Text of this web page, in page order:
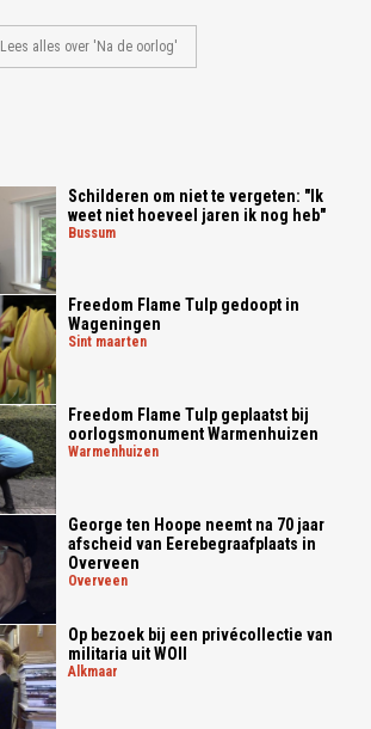
Lees alles over 'Na de oorlog'
Schilderen om niet te vergeten: "Ik
weet niet hoeveel jaren ik nog heb"
bussum
Freedom Flame Tulp gedoopt in
Wageningen
sint maarten
Freedom Flame Tulp geplaatst bij
oorlogsmonument Warmenhuizen
warmenhuizen
George ten Hoope neemt na 70 jaar
afscheid van Eerebegraafplaats in
Overveen
overveen
Op bezoek bij een privécollectie van
militaria uit WOII
alkmaar